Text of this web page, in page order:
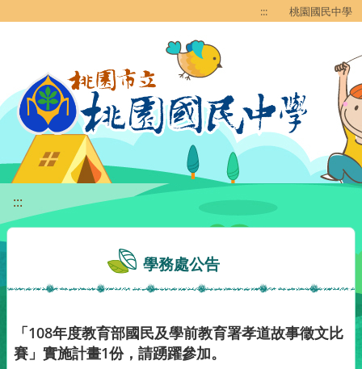
::: 桃園國民中學
:::
學務處公告
「108年度教育部國民及學前教育署孝道故事徵文比
賽」實施計畫1份，請踴躍參加。